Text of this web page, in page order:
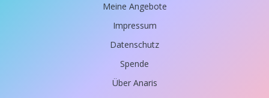
Meine Angebote
Impressum
Datenschutz
Spende
Über Anaris